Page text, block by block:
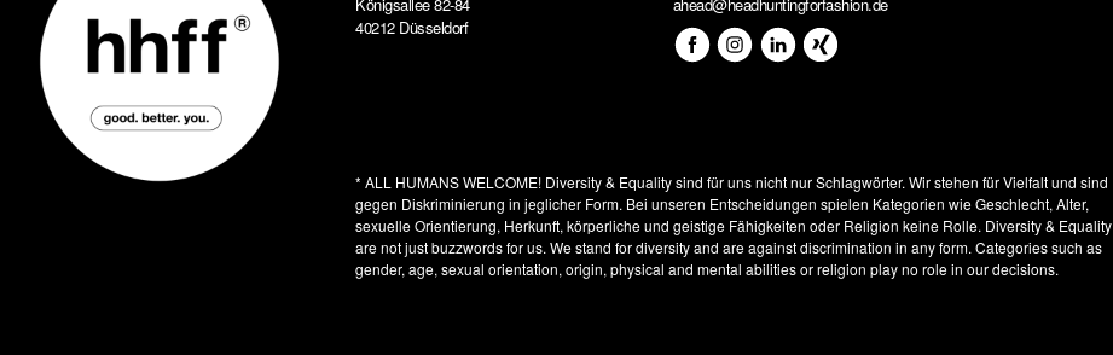
40212 Düsseldorf
* ALL HUMANS WELCOME! Diversity & Equality sind für uns nicht nur Schlagwörter. Wir stehen für Vielfalt und sind
gegen Diskriminierung in jeglicher Form. Bei unseren Entscheidungen spielen Kategorien wie Geschlecht, Alter,
sexuelle Orientierung, Herkunft, körperliche und geistige Fähigkeiten oder Religion keine Rolle. Diversity & Equality
are not just buzzwords for us. We stand for diversity and are against discrimination in any form. Categories such as
gender, age, sexual orientation, origin, physical and mental abilities or religion play no role in our decisions.